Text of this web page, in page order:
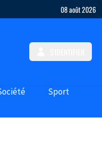
08 août 2026
Sport